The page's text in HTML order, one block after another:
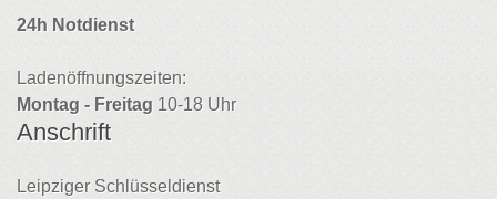
24h Notdienst
Ladenöffnungszeiten:
Montag - Freitag 10-18 Uhr
Anschrift
Leipziger Schlüsseldienst